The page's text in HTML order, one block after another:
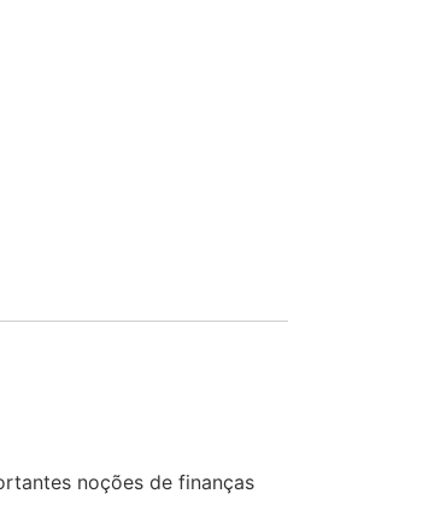
noções de finanças